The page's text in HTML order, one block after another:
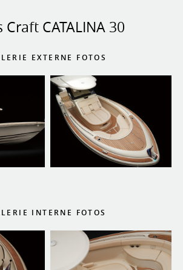
Craft CATALINA 30
EXTERNE FOTOS
INTERNE FOTOS